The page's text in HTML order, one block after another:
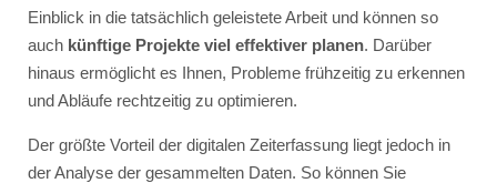
Einblick in die tatsächlich geleistete Arbeit und können so
auch künftige Projekte viel effektiver planen. Darüber
hinaus ermöglicht es Ihnen, Probleme frühzeitig zu erkennen
und Abläufe rechtzeitig zu optimieren.
Der größte Vorteil der digitalen Zeiterfassung liegt jedoch in
der Analyse der gesammelten Daten. So können Sie